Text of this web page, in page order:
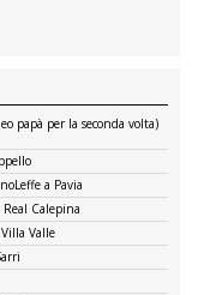
papà per la seconda volta)
a Pavia
Calepina
Valle